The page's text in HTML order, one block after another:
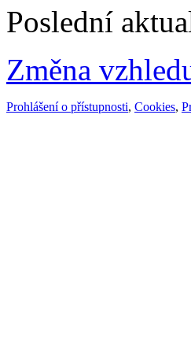
Poslední
Změna
Prohlášení o přístupnosti, Cookies,